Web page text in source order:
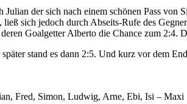
der sich nach einem schönen Pass von
sich jedoch durch Abseits-Rufe des
Goalgetter Alberto die Chance zum 2:4.
stand es dann 2:5. Und kurz vor dem
Fred, Simon, Ludwig, Arne, Ebi, Isi – Maxi